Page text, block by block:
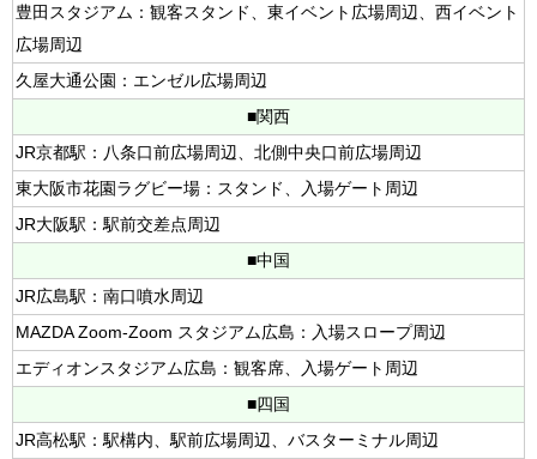
豊田スタジアム：観客スタンド、東イベント広場周辺、西イベント
広場周辺
久屋大通公園：エンゼル広場周辺
■関西
JR京都駅：八条口前広場周辺、北側中央口前広場周辺
東大阪市花園ラグビー場：スタンド、入場ゲート周辺
JR大阪駅：駅前交差点周辺
■中国
JR広島駅：南口噴水周辺
MAZDA Zoom-Zoom スタジアム広島：入場スロープ周辺
エディオンスタジアム広島：観客席、入場ゲート周辺
■四国
JR高松駅：駅構内、駅前広場周辺、バスターミナル周辺